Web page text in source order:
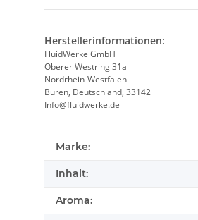
Herstellerinformationen:
FluidWerke GmbH
Oberer Westring 31a
Nordrhein-Westfalen
Büren, Deutschland, 33142
Info@fluidwerke.de
Marke:
Inhalt:
Aroma: